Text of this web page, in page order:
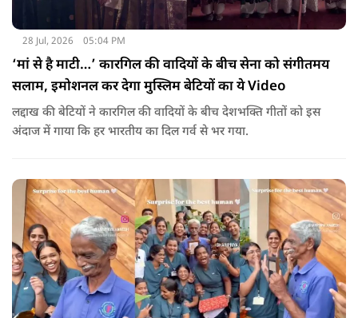
28 Jul, 2026 05:04 PM
‘मां से है माटी…’ कारगिल की वादियों के बीच सेना को संगीतमय
सलाम, इमोशनल कर देगा मुस्लिम बेटियों का ये Video
लद्दाख की बेटियों ने कारगिल की वादियों के बीच देशभक्ति गीतों को इस
अंदाज में गाया कि हर भारतीय का दिल गर्व से भर गया.